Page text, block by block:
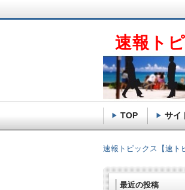
最近の投稿
速報トピックス【速ト
速報ト
TOP サイ